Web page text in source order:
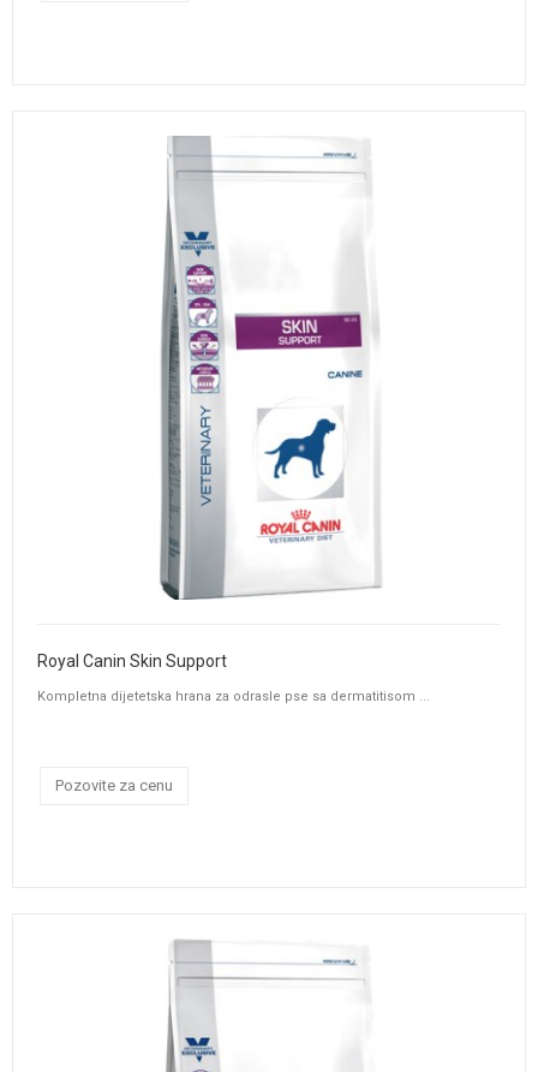
Royal Canin Skin Support
Kompletna dijetetska hrana za odrasle pse sa dermatitisom ...
Pozovite za cenu